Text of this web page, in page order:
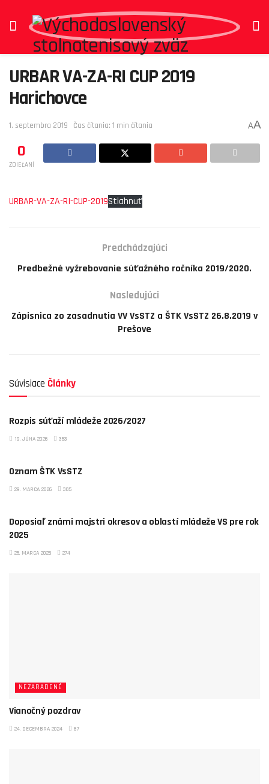
URBAR VA-ZA-RI CUP 2019
Harichovce
1. septembra 2019 Čas čítania: 1 min čítania AA
0
ZDIEĽANÍ
URBAR-VA-ZA-RI-CUP-2019Stiahnuť
Predchádzajúci
Predbežné vyžrebovanie súťažného ročníka 2019/2020.
Nasledujúci
Zápisnica zo zasadnutia VV VsSTZ a ŠTK VsSTZ 26.8.2019 v
Prešove
Súvisiace Články
NEZARADENÉ
Rozpis súťaží mládeže 2026/2027
19. JÚNA 2026 353
Oznam ŠTK VsSTZ
29. MARCA 2026 385
Doposiaľ známi majstri okresov a oblastí mládeže VS pre rok
2025
25. MARCA 2025 274
NEZARADENÉ
Vianočný pozdrav
24. DECEMBRA 2024 87